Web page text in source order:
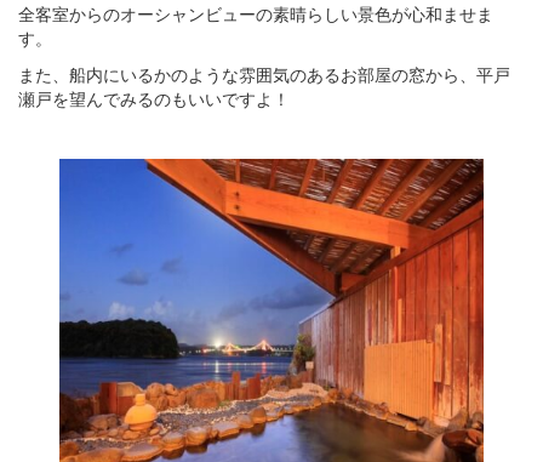
全客室からのオーシャンビューの素晴らしい景色が心和ませま
す。
また、船内にいるかのような雰囲気のあるお部屋の窓から、平戸
瀬戸を望んでみるのもいいですよ！